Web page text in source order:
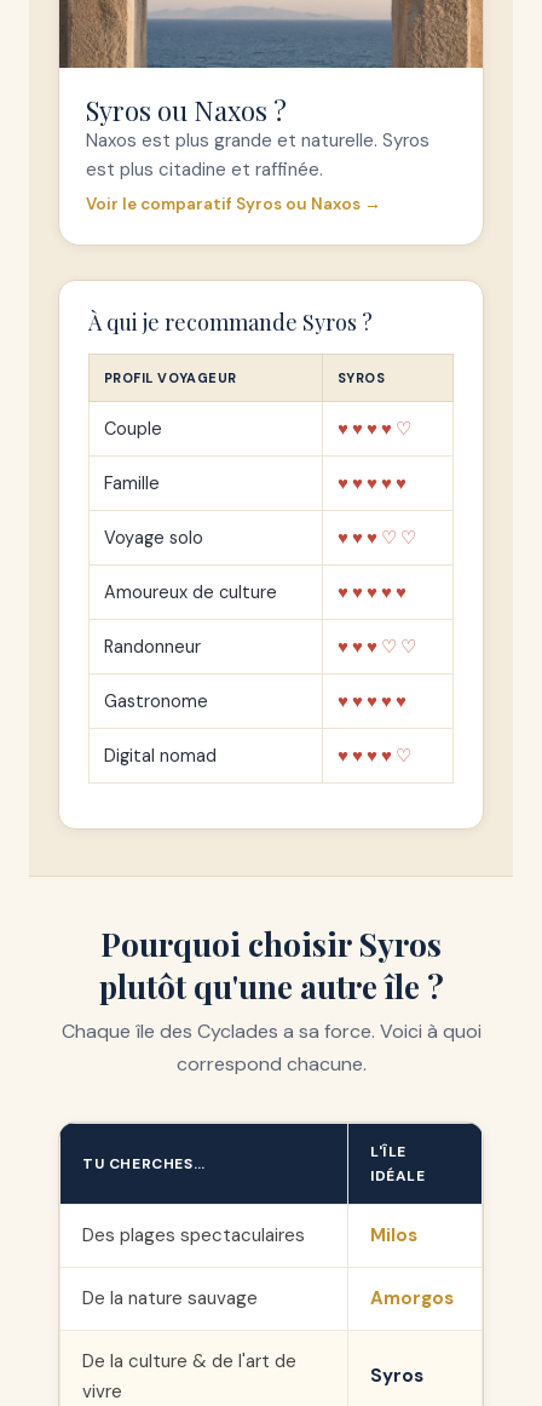
Syros ou Naxos ?
Naxos est plus grande et naturelle. Syros
est plus citadine et raffinée.
Voir le comparatif Syros ou Naxos →
À qui je recommande Syros ?
PROFIL VOYAGEUR SYROS
Couple ♥♥♥♥♡
Famille ♥♥♥♥♥
Voyage solo ♥♥♥♡♡
Amoureux de culture ♥♥♥♥♥
Randonneur ♥♥♥♡♡
Gastronome ♥♥♥♥♥
Digital nomad ♥♥♥♥♡
Pourquoi choisir Syros
plutôt qu'une autre île ?
Chaque île des Cyclades a sa force. Voici à quoi
correspond chacune.
TU CHERCHES…
L'ÎLE
IDÉALE
Des plages spectaculaires Milos
De la nature sauvage Amorgos
De la culture & de l'art de
vivre
Syros